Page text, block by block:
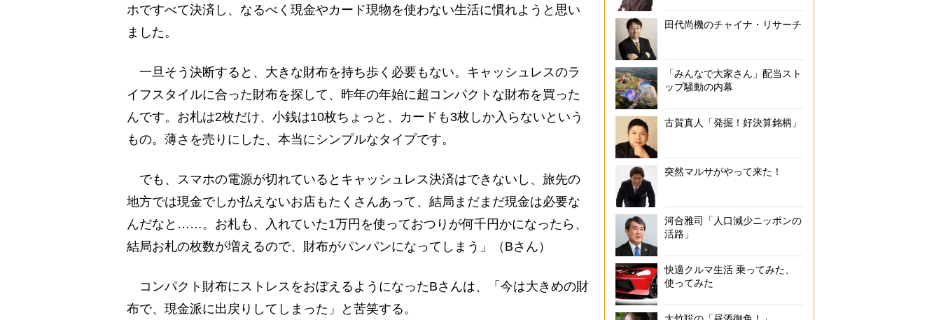
ホですべて決済し、なるべく現金やカード現物を使わない生活に慣れようと思い
ました。
一旦そう決断すると、大きな財布を持ち歩く必要もない。キャッシュレスのラ
イフスタイルに合った財布を探して、昨年の年始に超コンパクトな財布を買った
んです。お札は2枚だけ、小銭は10枚ちょっと、カードも3枚しか入らないという
もの。薄さを売りにした、本当にシンプルなタイプです。
でも、スマホの電源が切れているとキャッシュレス決済はできないし、旅先の
地方では現金でしか払えないお店もたくさんあって、結局まだまだ現金は必要な
んだなと……。お札も、入れていた1万円を使っておつりが何千円かになったら、
結局お札の枚数が増えるので、財布がパンパンになってしまう」（Bさん）
コンパクト財布にストレスをおぼえるようになったBさんは、「今は大きめの財
布で、現金派に出戻りしてしまった」と苦笑する。
田代尚機のチャイナ・リサーチ
「みんなで大家さん」配当スト
ップ騒動の内幕
古賀真人「発掘！好決算銘柄」
突然マルサがやって来た！
河合雅司「人口減少ニッポンの
活路」
快適クルマ生活 乗ってみた、
使ってみた